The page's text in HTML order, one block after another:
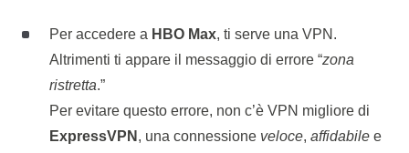
Per accedere a HBO Max, ti serve una VPN.
Altrimenti ti appare il messaggio di errore “zona
ristretta.”
Per evitare questo errore, non c’è VPN migliore di
ExpressVPN , una connessione veloce, affidabilee